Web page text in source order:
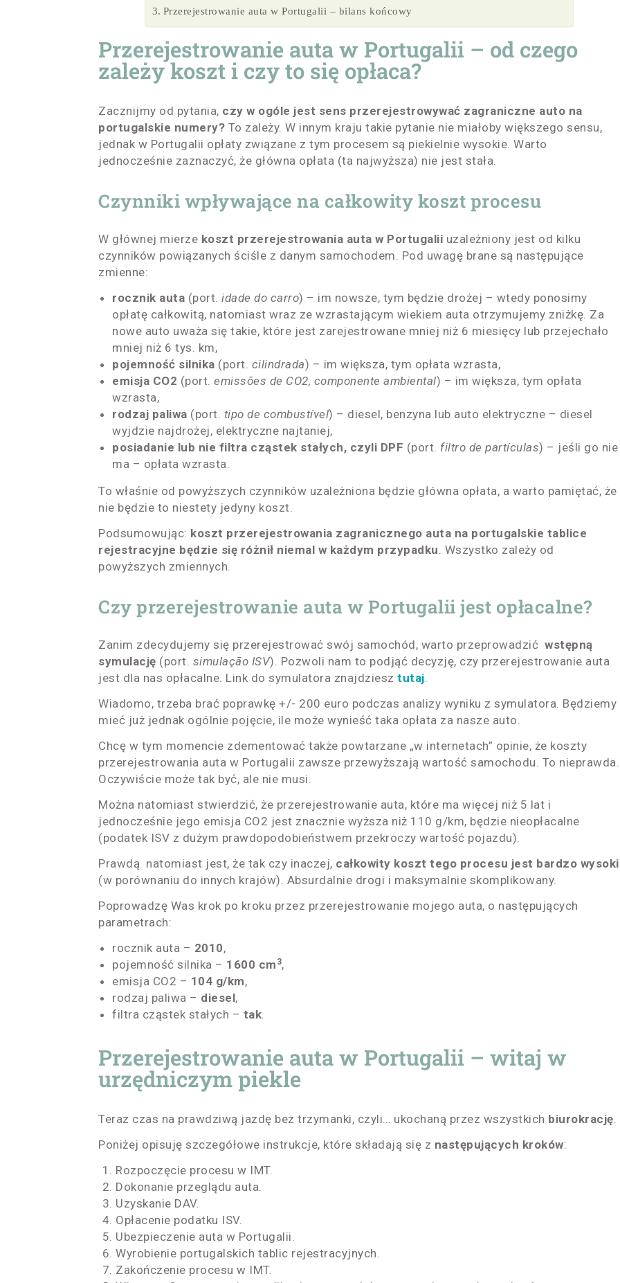
Przerejestrowanie auta w Portugalii – bilans końcowy
Przerejestrowanie auta w Portugalii – od czego
zależy koszt i czy to się opłaca?
Zacznijmy od pytania, czy w ogóle jest sens przerejestrowywać zagraniczne auto na
portugalskie numery? To zależy. W innym kraju takie pytanie nie miałoby większego sensu,
jednak w Portugalii opłaty związane z tym procesem są piekielnie wysokie. Warto
jednocześnie zaznaczyć, że główna opłata (ta najwyższa) nie jest stała.
Czynniki wpływające na całkowity koszt procesu
W głównej mierze koszt przerejestrowania auta w Portugalii uzależniony jest od kilku
czynników powiązanych ściśle z danym samochodem. Pod uwagę brane są następujące
zmienne:
rocznik auta (port. idade do carro) – im nowsze, tym będzie drożej – wtedy ponosimy
opłatę całkowitą, natomiast wraz ze wzrastającym wiekiem auta otrzymujemy zniżkę. Za
nowe auto uważa się takie, które jest zarejestrowane mniej niż 6 miesięcy lub przejechało
mniej niż 6 tys. km,
pojemność silnika (port. cilindrada) – im większa, tym opłata wzrasta,
emisja CO2 (port. emissões de CO2, componente ambiental) – im większa, tym opłata
wzrasta,
rodzaj paliwa (port. tipo de combustível) – diesel, benzyna lub auto elektryczne – diesel
wyjdzie najdrożej, elektryczne najtaniej,
posiadanie lub nie filtra cząstek stałych, czyli DPF (port. filtro de partículas) – jeśli go nie
ma – opłata wzrasta.
To właśnie od powyższych czynników uzależniona będzie główna opłata, a warto pamiętać, że
nie będzie to niestety jedyny koszt.
Podsumowując: koszt przerejestrowania zagranicznego auta na portugalskie tablice
rejestracyjne będzie się różnił niemal w każdym przypadku. Wszystko zależy od
powyższych zmiennych.
Czy przerejestrowanie auta w Portugalii jest opłacalne?
Zanim zdecydujemy się przerejestrować swój samochód, warto przeprowadzić wstępną
symulację (port. simulação ISV). Pozwoli nam to podjąć decyzję, czy przerejestrowanie auta
jest dla nas opłacalne. Link do symulatora znajdziesz tutaj.
Wiadomo, trzeba brać poprawkę +/- 200 euro podczas analizy wyniku z symulatora. Będziemy
mieć już jednak ogólnie pojęcie, ile może wynieść taka opłata za nasze auto.
Chcę w tym momencie zdementować także powtarzane „w internetach” opinie, że koszty
przerejestrowania auta w Portugalii zawsze przewyższają wartość samochodu. To nieprawda.
Oczywiście może tak być, ale nie musi.
Można natomiast stwierdzić, że przerejestrowanie auta, które ma więcej niż 5 lat i
jednocześnie jego emisja CO2 jest znacznie wyższa niż 110 g/km, będzie nieopłacalne
(podatek ISV z dużym prawdopodobieństwem przekroczy wartość pojazdu).
Prawdą natomiast jest, że tak czy inaczej, całkowity koszt tego procesu jest bardzo wysoki
(w porównaniu do innych krajów). Absurdalnie drogi i maksymalnie skomplikowany.
Poprowadzę Was krok po kroku przez przerejestrowanie mojego auta, o następujących
parametrach:
rocznik auta – 2010,
pojemność silnika – 1600 cm 3,
emisja CO2 – 104 g/km,
rodzaj paliwa – diesel,
filtra cząstek stałych – tak.
Przerejestrowanie auta w Portugalii – witaj w
urzędniczym piekle
Teraz czas na prawdziwą jazdę bez trzymanki, czyli… ukochaną przez wszystkich biurokrację.
Poniżej opisuję szczegółowe instrukcje, które składają się z następujących kroków:
Rozpoczęcie procesu w IMT.
Dokonanie przeglądu auta.
Uzyskanie DAV.
Opłacenie podatku ISV.
Ubezpieczenie auta w Portugalii.
Wyrobienie portugalskich tablic rejestracyjnych.
Zakończenie procesu w IMT.